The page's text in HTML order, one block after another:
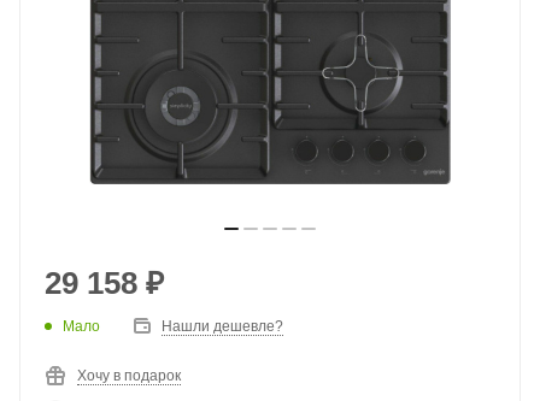
29 158 ₽
Мало Нашли дешевле?
Хочу в подарок